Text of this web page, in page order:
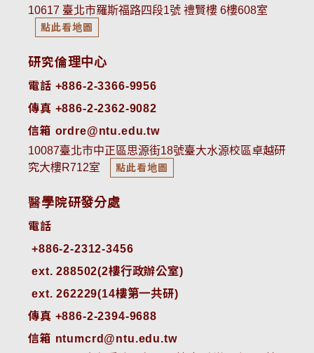
10617 臺北市羅斯福路四段1號 禮賢樓 6樓608室
點此看地圖
研究倫理中心
電話 +886-2-3366-9956
傳真 +886-2-2362-9082
信箱 ordre@ntu.edu.tw
10087臺北市中正區思源街18號臺大水源校區卓越研
究大樓R712室
點此看地圖
醫學院研發分處
電話
ext. 288502(2樓行政辦公室)
ext. 262229(14樓第一共研)
傳真 +886-2-2394-9688
信箱 ntumcrd@ntu.edu.tw